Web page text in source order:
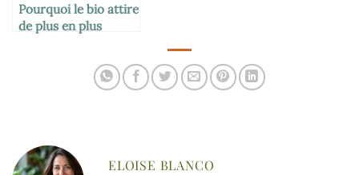
Pourquoi le bio attire
de plus en plus
ELOISE BLANCO